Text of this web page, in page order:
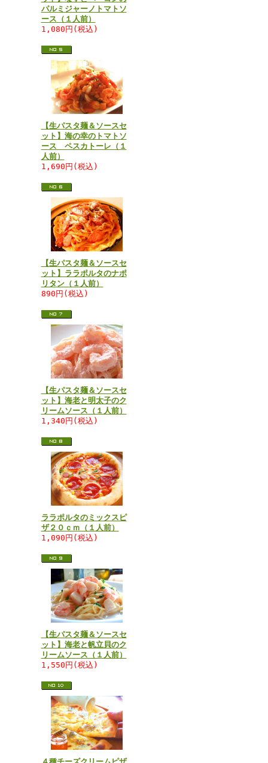
パルミジャーノトマトソ
ース（１人前）
1,080円(税込)
【生パスタ麺＆ソースセ
ット】海の幸のトマトソ
ース ペスカトーレ（１
人前）
1,690円(税込)
【生パスタ麺＆ソースセ
ット】ララポルタのナポ
リタン（１人前）
890円(税込)
【生パスタ麺＆ソースセ
ット】海老と明太子のク
リームソース（１人前）
1,340円(税込)
ララポルタのミックスピ
ザ２０ｃｍ（１人前）
1,090円(税込)
【生パスタ麺＆ソースセ
ット】海老と帆立貝のク
リームソース（１人前）
1,550円(税込)